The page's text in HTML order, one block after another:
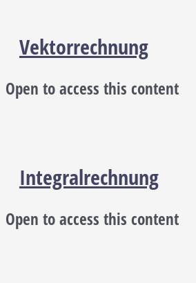
Vektorrechnung
Open to access this content
Integralrechnung
Open to access this content